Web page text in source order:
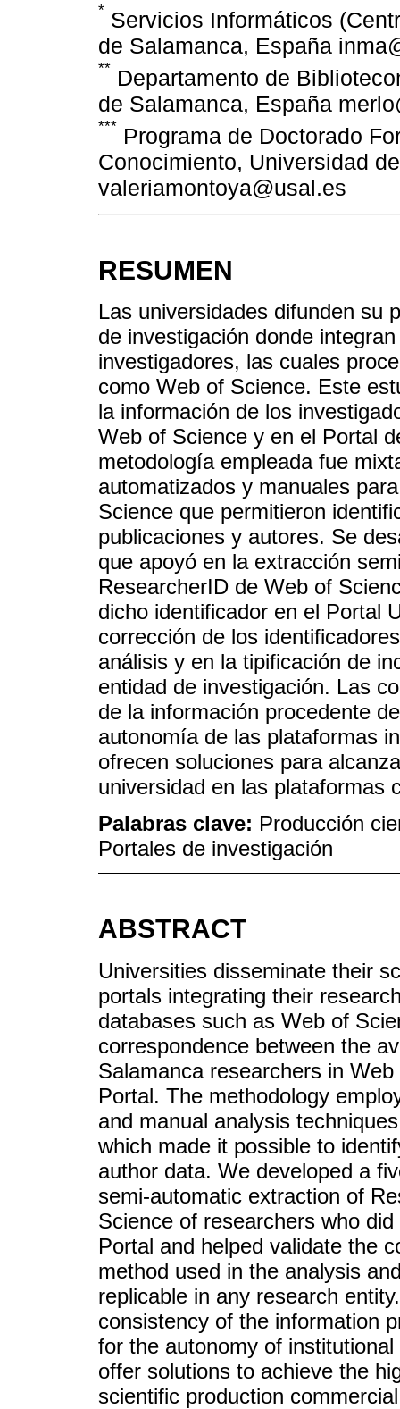
* Servicios Informáticos
de Salamanca, España
** Departamento de
de Salamanca, España
*** Programa de Doctorado
Conocimiento, Universidad
valeriamontoya@usal.es
RESUMEN
Las universidades difunden su
de investigación donde
investigadores, las cuales
como Web of Science. Este
la información de los
Web of Science y en el Portal
metodología empleada fue
automatizados y manuales
Science que permitieron
publicaciones y autores. Se
que apoyó en la extracción
ResearcherID de Web of
dicho identificador en el Portal
corrección de los
análisis y en la tipificación de
entidad de investigación. Las
de la información procedente
autonomía de las plataformas
ofrecen soluciones para
universidad en las plataformas
Palabras clave: Producción
Portales de investigación
ABSTRACT
Universities disseminate their
portals integrating their
databases such as Web of
correspondence between the
Salamanca researchers in
Portal. The methodology
and manual analysis
which made it possible to
author data. We developed a
semi-automatic extraction of
Science of researchers who
Portal and helped validate the
method used in the analysis
replicable in any research
consistency of the information
for the autonomy of
offer solutions to achieve the
scientific production